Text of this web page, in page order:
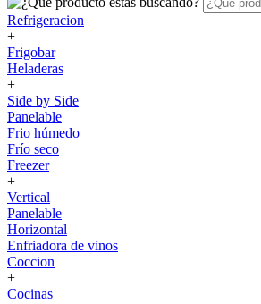
Refrigeracion
+
Frigobar
Heladeras
+
Side by Side
Panelable
Frio húmedo
Frío seco
Freezer
+
Vertical
Panelable
Horizontal
Enfriadora de vinos
Coccion
+
Cocinas